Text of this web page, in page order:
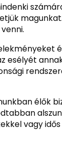
esélyét
élők
vagy